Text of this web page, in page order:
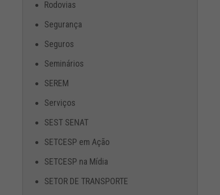
Rodovias
Segurança
Seguros
Seminários
SEREM
Serviços
SEST SENAT
SETCESP em Ação
SETCESP na Mídia
SETOR DE TRANSPORTE